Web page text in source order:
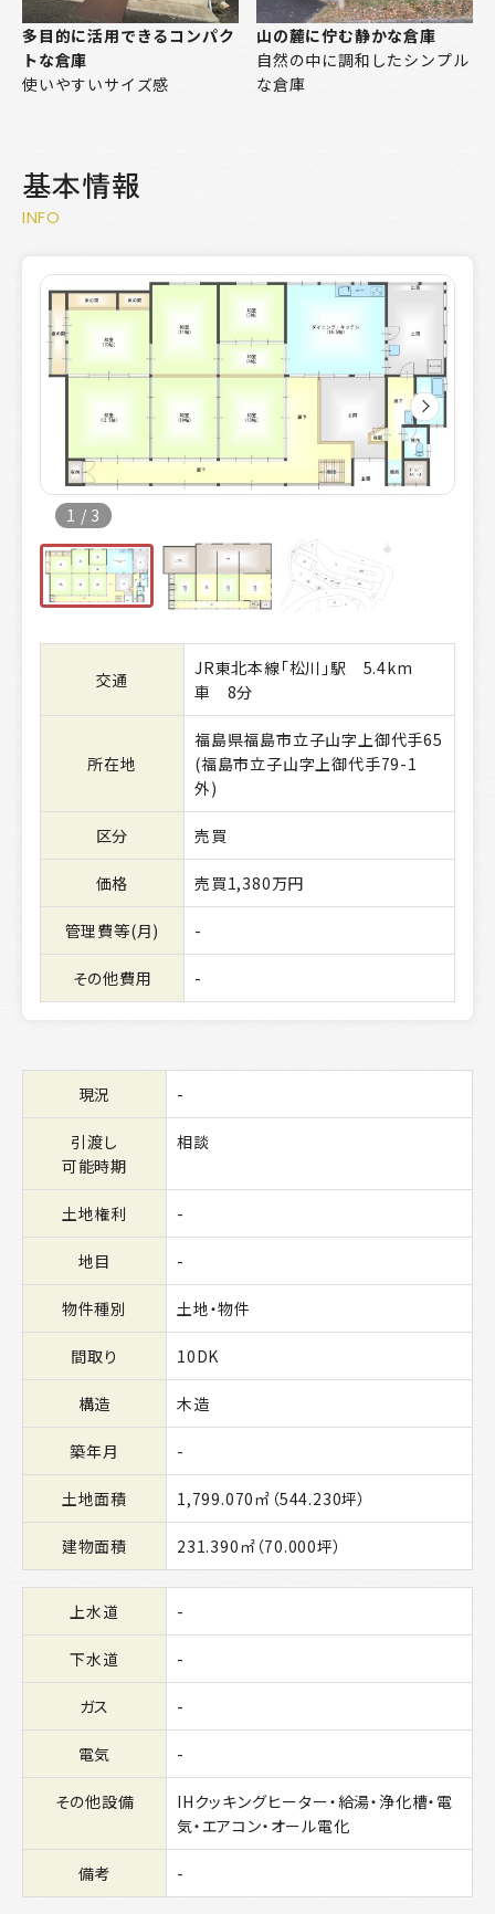
多目的に活用できるコンパク
トな倉庫
使いやすいサイズ感
山の麓に佇む静かな倉庫
自然の中に調和したシンプル
な倉庫
基本情報
INFO
1 / 3
交通
JR東北本線「松川」駅 5.4km
車 8分
所在地
福島県福島市立子山字上御代手65
(福島市立子山字上御代手79-1
外)
区分 売買
価格 売買1,380万円
管理費等(月) -
その他費用 -
現況 -
引渡し
可能時期
相談
土地権利 -
地目 -
物件種別 土地・物件
間取り 10DK
構造 木造
築年月 -
土地面積 1,799.070㎡（544.230坪）
建物面積 231.390㎡（70.000坪）
上水道 -
下水道 -
ガス -
電気 -
その他設備
IHクッキングヒーター・給湯・浄化槽・電
気・エアコン・オール電化
備考 -